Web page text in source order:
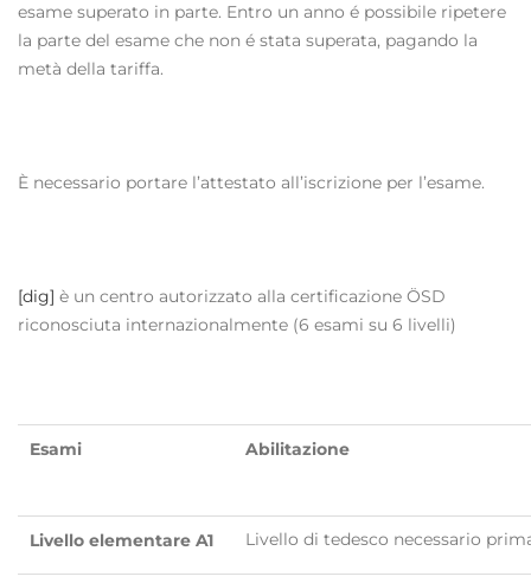
esame superato in parte. Entro un anno é possibile ripetere
la parte del esame che non é stata superata, pagando la
metà della tariffa.
È necessario portare l’attestato all’iscrizione per l’esame.
[dig] è un centro autorizzato alla certificazione ÖSD
riconosciuta internazionalmente (6 esami su 6 livelli)
Esami Abilitazione
Livello elementare A1 Livello di tedesco necessario